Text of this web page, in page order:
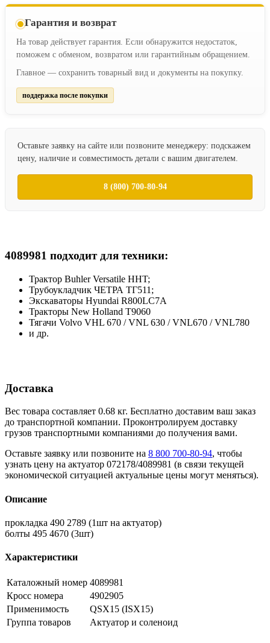
Гарантия и возврат
На товар действует гарантия. Если обнаружится недостаток,
поможем с обменом, возвратом или гарантийным обращением.
Главное — сохранить товарный вид и документы на покупку.
поддержка после покупки
Оставьте заявку на сайте или позвоните менеджеру: подскажем
цену, наличие и совместимость детали с вашим двигателем.
8 (800) 700-80-94
4089981 подходит для техники:
Трактор Buhler Versatile HHT;
Трубоукладчик ЧЕТРА ТГ511;
Экскаваторы Hyundai R800LC7A
Тракторы New Holland T9060
Тягачи Volvo VHL 670 / VNL 630 / VNL670 / VNL780
и др.
Доставка
Вес товара составляет 0.68 кг. Бесплатно доставим ваш заказ
до транспортной компании. Проконтролируем доставку
грузов транспортными компаниями до получения вами.
Оставьте заявку или позвоните на 8 800 700-80-94, чтобы
узнать цену на актуатор 072178/4089981 (в связи текущей
экономической ситуацией актуальные цены могут меняться).
Описание
прокладка 490 2789 (1шт на актуатор)
болты 495 4670 (3шт)
Характеристики
Каталожный номер 4089981
Кросс номера
4902905
Применимость
QSX15 (ISX15)
Группа товаров
Актуатор и соленоид